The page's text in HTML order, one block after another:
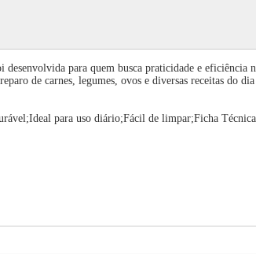
para quem busca praticidade e
de carnes, legumes, ovos e diversas receitas do
para uso diário;Fácil de limpar;Ficha